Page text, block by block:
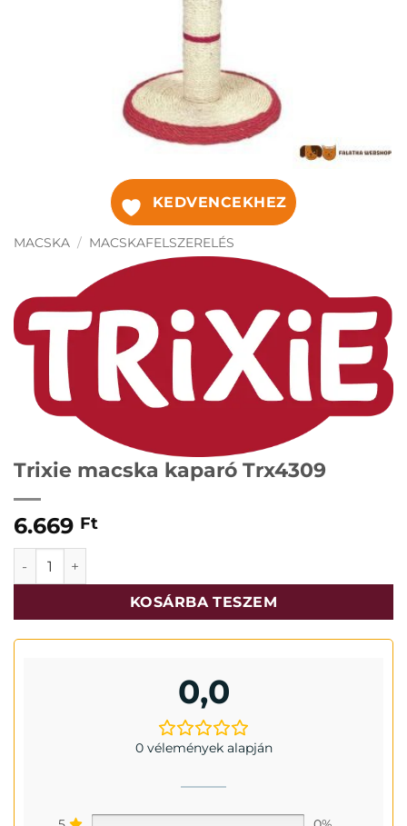
KEDVENCEKHEZ
MACSKA / MACSKAFELSZERELÉS
Trixie macska kaparó Trx4309
6.669 Ft
Trixie macska kaparó Trx4309 mennyiség
KOSÁRBA TESZEM
0,0
0 vélemények alapján